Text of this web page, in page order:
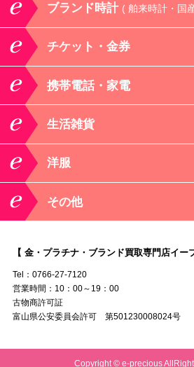
ブランド時計 ( 舶来時計・国
チケット・金券
携帯電話・家電
生活雑貨
洋服
その他
【 金・プラチナ・ブランド買取専門店イー
Tel：0766-27-7120
営業時間：10：00～19：00
古物商許可証
富山県公安委員会許可 第501230008024号
Copyright © e-precious